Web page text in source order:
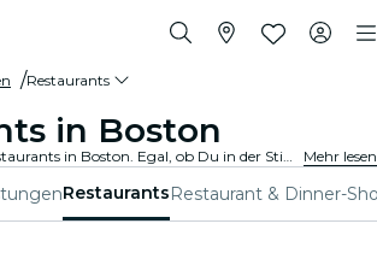
Restaurants
in Boston
Entdecke die besten Restaurants in Boston. Egal, ob Du in der Stimmung für feines oder legeres Essen bist, wir haben für jeden Gaumen das perfekte Angebot. Mehr lesen
RestaurantsRestaurant & Dinner-